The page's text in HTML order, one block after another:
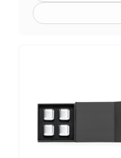
ofreciendo un
impresión duradera